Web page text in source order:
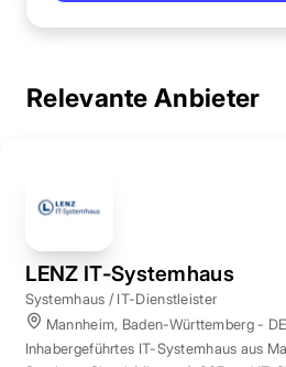
Relevante Anbieter
LENZ IT-Systemhaus
Systemhaus / IT-Dienstleister
Mannheim, Baden-Württemberg - DE
Inhabergeführtes IT-Systemhaus aus